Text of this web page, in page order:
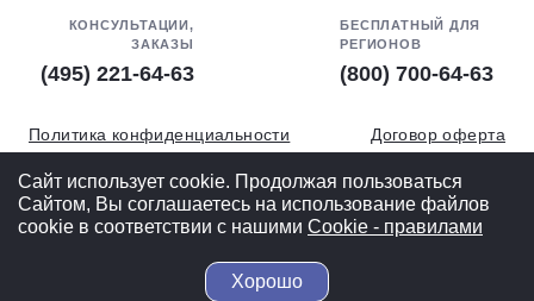
КОНСУЛЬТАЦИИ,
ЗАКАЗЫ
(495) 221-64-63
БЕСПЛАТНЫЙ ДЛЯ
РЕГИОНОВ
(800) 700-64-63
Политика конфиденциальности
Договор оферта
Обработка персональных данных
СОУТ
Полная версия
Сайт использует cookie. Продолжая пользоваться
Сайтом, Вы соглашаетесь на использование файлов
cookie в соответствии с нашими Cookiе - правилами
Хорошо